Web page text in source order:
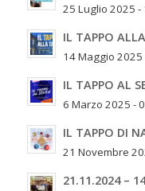
25 Luglio 2025 -
IL TAPPO
14 Maggio 2025
IL TAPPO AL
6 Marzo 2025 -
IL TAPPO DI
21 Novembre
21.11.2024 –